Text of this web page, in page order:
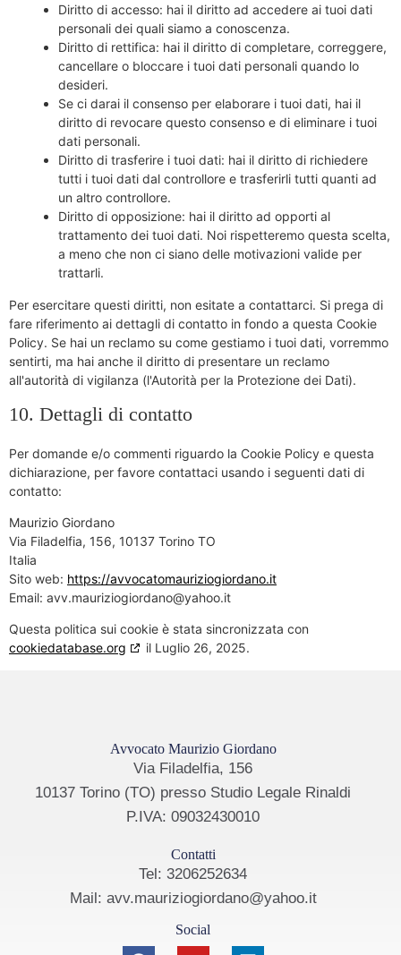
Diritto di accesso: hai il diritto ad accedere ai tuoi dati
personali dei quali siamo a conoscenza.
Diritto di rettifica: hai il diritto di completare, correggere,
cancellare o bloccare i tuoi dati personali quando lo
desideri.
Se ci darai il consenso per elaborare i tuoi dati, hai il
diritto di revocare questo consenso e di eliminare i tuoi
dati personali.
Diritto di trasferire i tuoi dati: hai il diritto di richiedere
tutti i tuoi dati dal controllore e trasferirli tutti quanti ad
un altro controllore.
Diritto di opposizione: hai il diritto ad opporti al
trattamento dei tuoi dati. Noi rispetteremo questa scelta,
a meno che non ci siano delle motivazioni valide per
trattarli.
Per esercitare questi diritti, non esitate a contattarci. Si prega di
fare riferimento ai dettagli di contatto in fondo a questa Cookie
Policy. Se hai un reclamo su come gestiamo i tuoi dati, vorremmo
sentirti, ma hai anche il diritto di presentare un reclamo
all'autorità di vigilanza (l'Autorità per la Protezione dei Dati).
10. Dettagli di contatto
Per domande e/o commenti riguardo la Cookie Policy e questa
dichiarazione, per favore contattaci usando i seguenti dati di
contatto:
Maurizio Giordano
Via Filadelfia, 156, 10137 Torino TO
Italia
Sito web: https://avvocatomauriziogiordano.it
Email: avv.mauriziogiordano@yahoo.it
Questa politica sui cookie è stata sincronizzata con
cookiedatabase.org
il Luglio 26, 2025.
Avvocato Maurizio Giordano
Via Filadelfia, 156
10137 Torino (TO) presso Studio Legale Rinaldi
P.IVA: 09032430010
Contatti
Tel: 3206252634
Mail: avv.mauriziogiordano@yahoo.it
Social